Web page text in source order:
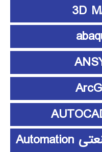
آموزش اتوماسیون صنعتی Automation